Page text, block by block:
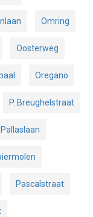
Omring
Oosterweg
Oregano
P. Breughelstraat
Pallaslaan
Pascalstraat